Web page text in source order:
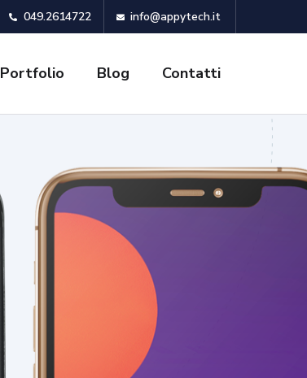
049.2614722 info@appytech.it
Portfolio Blog Contatti